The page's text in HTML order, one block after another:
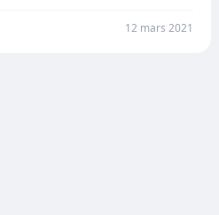
12 mars 2021